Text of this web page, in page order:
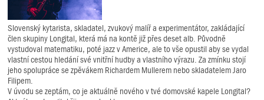
Slovenský kytarista, skladatel, zvukový malíř a experimentátor, zakládající
člen skupiny Longital, která má na kontě již přes deset alb. Původně
vystudoval matematiku, poté jazz v Americe, ale to vše opustil aby se vydal
vlastní cestou hledání své vnitřní hudby a vlastního výrazu. Za zmínku stojí
jeho spolupráce se zpěvákem Richardem Mullerem nebo skladatelem Jaro
Filipem.
V úvodu se zeptám, co je aktuálně nového v tvé domovské kapele Longital?